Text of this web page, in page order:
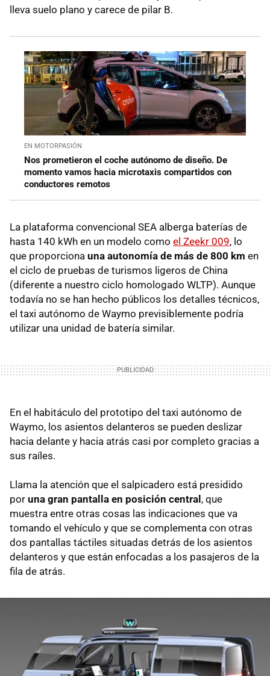
lleva suelo plano y carece de pilar B.
EN MOTORPASIÓN
Nos prometieron el coche autónomo de diseño. De
momento vamos hacia microtaxis compartidos con
conductores remotos
La plataforma convencional SEA alberga baterías de
hasta 140 kWh en un modelo como el Zeekr 009, lo
que proporciona una autonomía de más de 800 km en
el ciclo de pruebas de turismos ligeros de China
(diferente a nuestro ciclo homologado WLTP). Aunque
todavía no se han hecho públicos los detalles técnicos,
el taxi autónomo de Waymo previsiblemente podría
utilizar una unidad de batería similar.
En el habitáculo del prototipo del taxi autónomo de
Waymo, los asientos delanteros se pueden deslizar
hacia delante y hacia atrás casi por completo gracias a
sus raíles.
Llama la atención que el salpicadero está presidido
por una gran pantalla en posición central, que
muestra entre otras cosas las indicaciones que va
tomando el vehículo y que se complementa con otras
dos pantallas táctiles situadas detrás de los asientos
delanteros y que están enfocadas a los pasajeros de la
fila de atrás.